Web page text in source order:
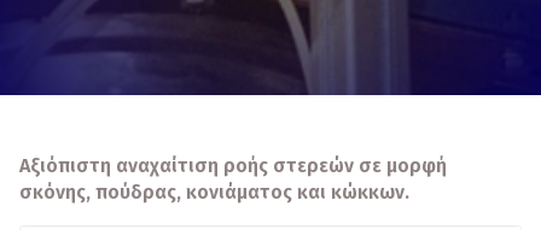
Αξιόπιστη αναχαίτιση ροής στερεών σε μορφή
σκόνης, πούδρας, κονιάματος και κώκκων.